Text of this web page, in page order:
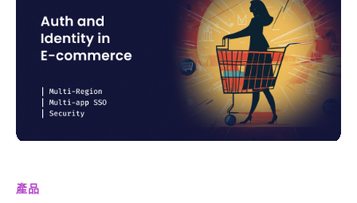
產品